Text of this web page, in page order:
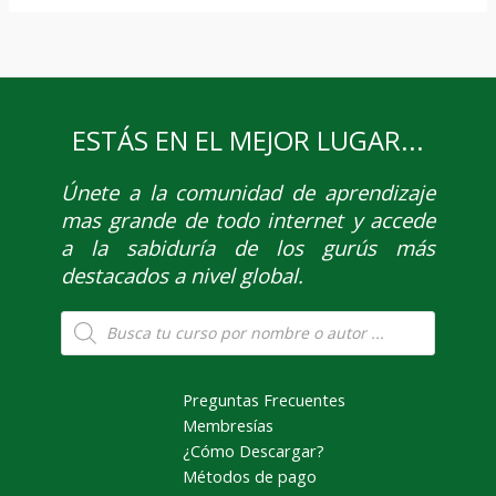
ESTÁS EN EL MEJOR LUGAR...
Únetea la comunidad de aprendizaje
mas grande de todo internet y accede
a la sabiduría de los gurús más
destacados a nivel global.
Búsqueda
de
productos
Preguntas Frecuentes
Membresías
¿Cómo Descargar?
Métodos de pago